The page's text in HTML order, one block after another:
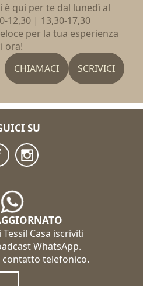
qui per te dal lunedì al
12,30 | 13,30-17,30
per la tua esperienza
ora!
CHIAMACI
SCRIVICI
SU
Casa iscriviti
WhatsApp.
contatto telefonico.